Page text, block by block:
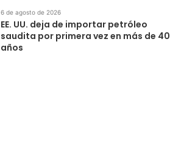
6 de agosto de 2026
EE. UU. deja de importar petróleo
saudita por primera vez en más de 40
años